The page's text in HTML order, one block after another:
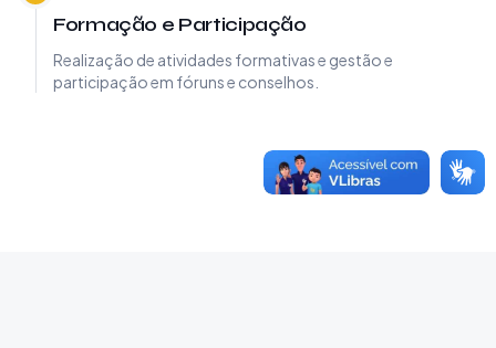
Formação e Participação
Realização de atividades formativas e gestão e
participação em fóruns e conselhos.